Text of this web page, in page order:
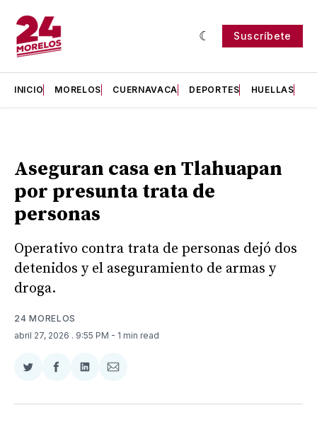
Suscríbete
INICIO MORELOS CUERNAVACA DEPORTES HUELLAS
Aseguran casa en Tlahuapan
por presunta trata de
personas
Operativo contra trata de personas dejó dos
detenidos y el aseguramiento de armas y
droga.
24 MORELOS
abril 27, 2026 . 9:55 PM - 1 min read
Compartir
Twitter
Compartir
Facebook
Compartir
LinkedIn
Compartir
Email